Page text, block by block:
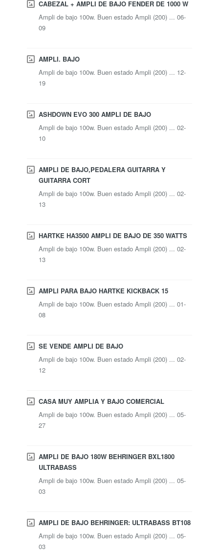
CABEZAL + AMPLI DE BAJO FENDER DE 1000 W
Ampli de bajo 100w. Buen estado Ampli (200) ... 06-
09
AMPLI. BAJO
Ampli de bajo 100w. Buen estado Ampli (200) ... 12-
19
ASHDOWN EVO 300 AMPLI DE BAJO
Ampli de bajo 100w. Buen estado Ampli (200) ... 02-
10
AMPLI DE BAJO,PEDALERA GUITARRA Y
GUITARRA CORT
Ampli de bajo 100w. Buen estado Ampli (200) ... 02-
13
HARTKE HA3500 AMPLI DE BAJO DE 350 WATTS
Ampli de bajo 100w. Buen estado Ampli (200) ... 02-
13
AMPLI PARA BAJO HARTKE KICKBACK 15
Ampli de bajo 100w. Buen estado Ampli (200) ... 01-
08
SE VENDE AMPLI DE BAJO
Ampli de bajo 100w. Buen estado Ampli (200) ... 02-
12
CASA MUY AMPLIA Y BAJO COMERCIAL
Ampli de bajo 100w. Buen estado Ampli (200) ... 05-
27
AMPLI DE BAJO 180W BEHRINGER BXL1800
ULTRABASS
Ampli de bajo 100w. Buen estado Ampli (200) ... 05-
03
AMPLI DE BAJO BEHRINGER: ULTRABASS BT108
Ampli de bajo 100w. Buen estado Ampli (200) ... 05-
03